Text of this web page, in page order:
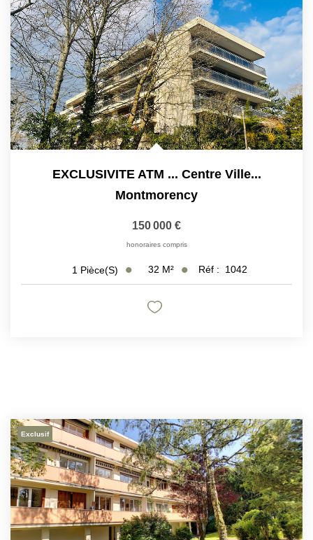
EXCLUSIVITE ATM ... Centre Ville...
Montmorency
150 000 €
honoraires compris
1 Pièce(s) 32 M² Réf : 1042
Exclusif